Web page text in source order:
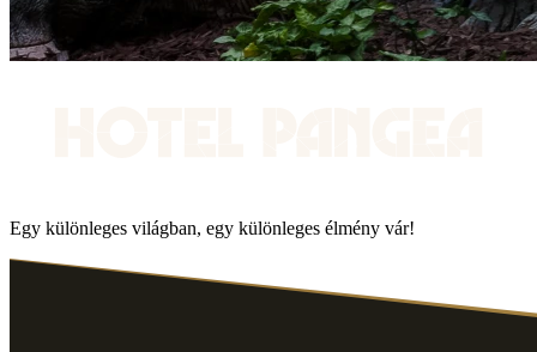
Egy különleges világban, egy különleges élmény vár!